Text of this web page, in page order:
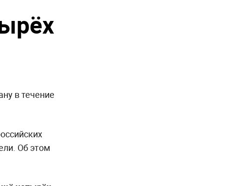
в течение
Об этом